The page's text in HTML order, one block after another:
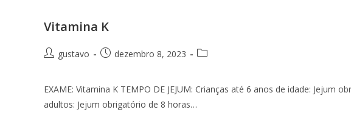
Vitamina K
gustavo dezembro 8, 2023
EXAME: Vitamina K TEMPO DE JEJUM: Crianças até 6 anos de idade: Jejum
adultos: Jejum obrigatório de 8 horas…